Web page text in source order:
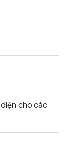
cho các